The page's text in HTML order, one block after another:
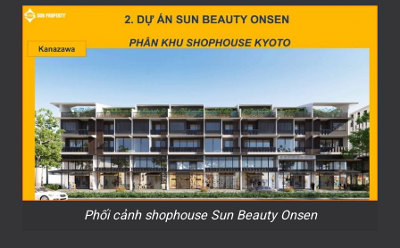
Phối cảnh shophouse Sun Beauty Onsen